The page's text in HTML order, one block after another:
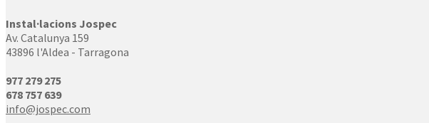
Instal·lacions Jospec
Av. Catalunya 159
43896 l'Aldea - Tarragona
977 279 275
678 757 639
info@jospec.com